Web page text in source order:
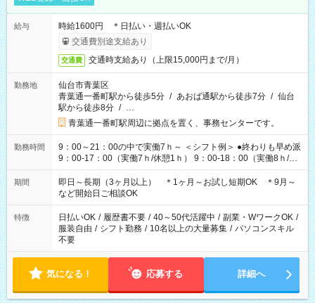
給与
時給1600円 ＊日払い・週払いOK
交通費別途支給あり
交通費 交通時支給あり（上限15,000円まで/月）
勤務地
仙台市青葉区
青葉通一番町駅から徒歩5分 / あおば通駅から徒歩7分 / 仙台
駅から徒歩8分 / …
青葉通一番町駅周辺に拠点を置く、事務センターです。
勤務時間
9：00～21：00の中で実働7ｈ～ ＜シフト例＞ ●終わりも早め派
9：00-17：00（実働7ｈ/休憩1ｈ） 9：00-18：00（実働8ｈ/休
憩1ｈ） 10：00-19：00（実働8ｈ/休憩1ｈ） ●朝ゆっくり派
11：00-20：00（実働8ｈ/休憩1ｈ） 12：00-20：00（実働7ｈ/
休憩1ｈ） 12：00-21：00（実働8ｈ/休憩1ｈ） 13：00-22：
00（実働8ｈ/休憩1ｈ） ＊時間帯固定OK
期間
即日～長期（3ヶ月以上） ＊1ヶ月～お試し短期OK ＊9月～
など開始日ご相談OK
特徴 日払いOK / 履歴書不要 / 40～50代活躍中 / 副業・WワークOK /
服装自由 / シフト勤務 / 10名以上の大量募集 / パソコンスキル
不要
気になる！ 応募する 詳細へ